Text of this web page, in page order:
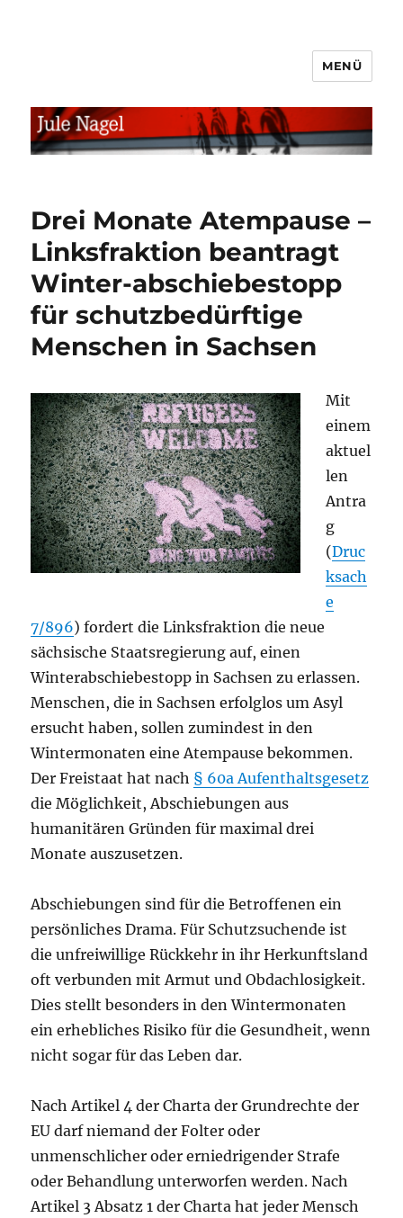
MENÜ
Drei Monate Atempause –
Linksfraktion beantragt
Winter-abschiebestopp
für schutzbedürftige
Menschen in Sachsen
Mit
einem
aktuel
len
Antra
g
(Druc
ksach
e
7/896) fordert die Linksfraktion die neue
sächsische Staatsregierung auf, einen
Winterabschiebestopp in Sachsen zu erlassen.
Menschen, die in Sachsen erfolglos um Asyl
ersucht haben, sollen zumindest in den
Wintermonaten eine Atempause bekommen.
Der Freistaat hat nach § 60a Aufenthaltsgesetz
die Möglichkeit, Abschiebungen aus
humanitären Gründen für maximal drei
Monate auszusetzen.
Abschiebungen sind für die Betroffenen ein
persönliches Drama. Für Schutzsuchende ist
die unfreiwillige Rückkehr in ihr Herkunftsland
oft verbunden mit Armut und Obdachlosigkeit.
Dies stellt besonders in den Wintermonaten
ein erhebliches Risiko für die Gesundheit, wenn
nicht sogar für das Leben dar.
Nach Artikel 4 der Charta der Grundrechte der
EU darf niemand der Folter oder
unmenschlicher oder erniedrigender Strafe
oder Behandlung unterworfen werden. Nach
Artikel 3 Absatz 1 der Charta hat jeder Mensch